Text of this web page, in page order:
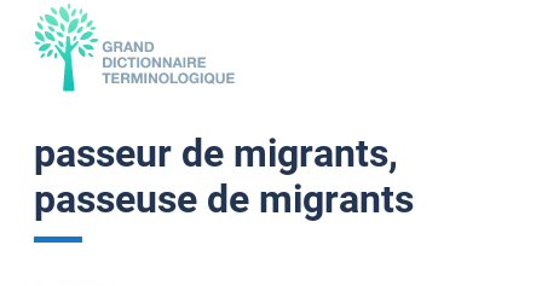
passeur de migrants,
passeuse de migrants